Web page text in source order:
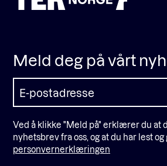
Meld deg på vårt
Ved å klikke "Meld på" erklærer du at
nyhetsbrev fra oss, og at du har lest og
personvernerklæringen